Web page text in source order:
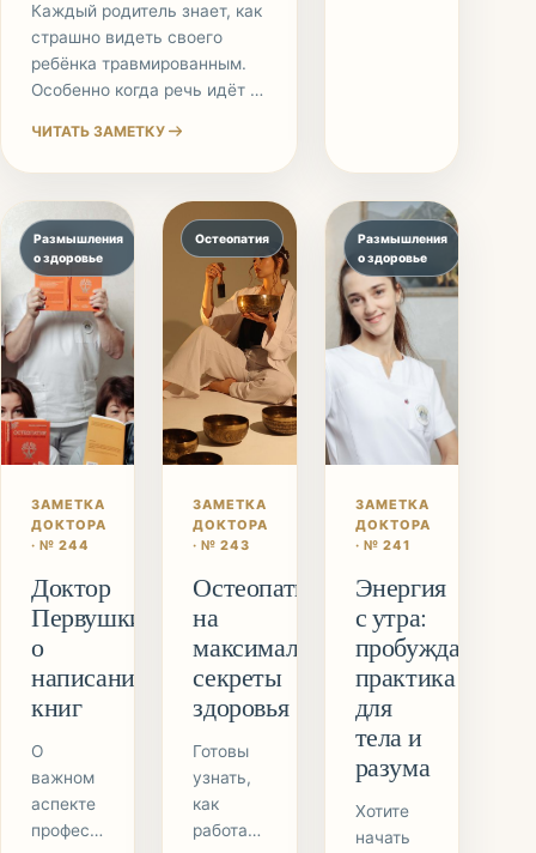
Каждый родитель знает, как
страшно видеть своего
ребёнка травмированным.
Особенно когда речь идёт о
орстеопатическая медицина
и в комплексе с
лечению позволяют даже
маленьким пациентам
быстро вернуться к
полноценной жизни. Хочу
поделиться с вами
историей…
ЧИТАТЬ ЗАМЕТКУ
на
профессиональную
аудиторию
Содержит
базовые
ответы
профессиональные
вопросы
Служила
рода
“профессиональным
Вторая
книга:
Погружается
научную…
Размышления
о здоровье
ЗАМЕТКА
ДОКТОРА
· № 244
Доктор
Первушкин
о
написании
книг
О
важном
аспекте
профессиональной
Остеопатия
ЗАМЕТКА
ДОКТОРА
· №243
Остеопатия
на
максималках:
секреты
здоровья
Готовы
узнать,
как
работает
Размышления
о здоровье
ЗАМЕТКА
ДОКТОРА
· № 241
Энергия
с утра:
пробуждающая
практика
для
тела и
разума
Хотите
начать